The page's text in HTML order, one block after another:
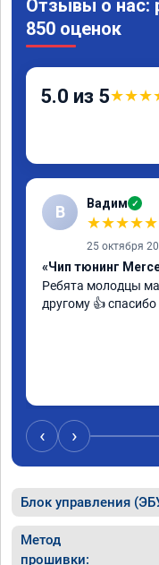
Отзывы о нас:
850 оценок
5.0 из 5★★★
В Вадим ✓
★★★★★
25 октября
«Чип тюнинг
Ребята молодцы
другому 👍
‹ ›
Блок управления
Метод
прошивки: